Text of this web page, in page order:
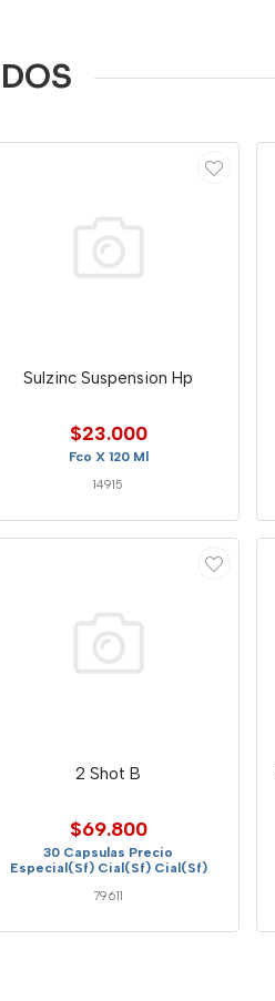
Sulzinc Suspension Hp
$23.000
Fco X 120 Ml
14915
2 Shot B
$69.800
30 Capsulas Precio
Especial(Sf) Cial(Sf) Cial(Sf)
79611